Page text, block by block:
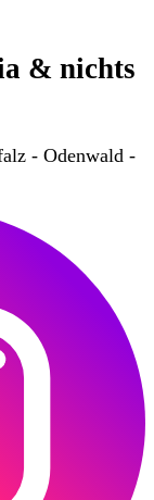
& nichts
- Odenwald -